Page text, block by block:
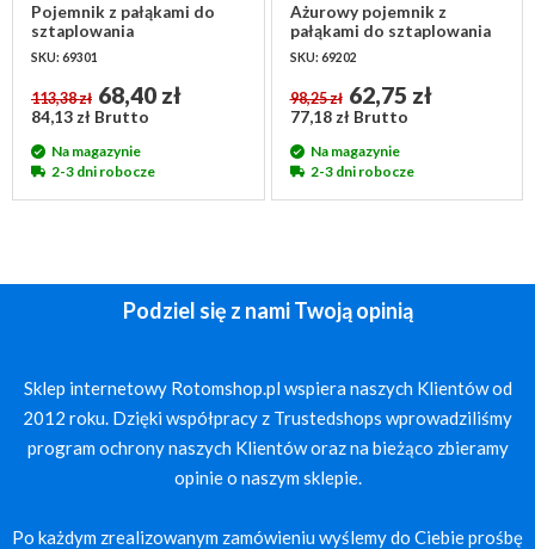
Pojemnik z pałąkami do
sztaplowania
600x400x300mm -
gniazdowy
SKU: 69301
113,38 zł 68,40 zł
84,13 zł Brutto
Na magazynie
2-3 dni robocze
Ażurowy pojemnik z
pałąkami do sztaplowania
600x400x200 mm, 35l
SKU: 69202
98,25 zł 62,75 zł
77,18 zł Brutto
Na magazynie
2-3 dni robocze
Podziel się z nami Twoją opinią
Sklep internetowy Rotomshop.pl wspiera naszych Klientów od
2012 roku. Dzięki współpracy z Trustedshops wprowadziliśmy
program ochrony naszych Klientów oraz na bieżąco zbieramy
opinie o naszym sklepie.
Po każdym zrealizowanym zamówieniu wyślemy do Ciebie prośbę